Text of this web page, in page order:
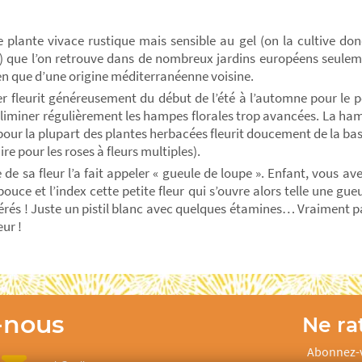
plante vivace rustique mais sensible au gel (on la cultive
que l’on retrouve dans de nombreux jardins européens
que d’une origine méditerranéenne voisine.
fleurit généreusement du début de l’été à l’automne pour le
régulièrement les hampes florales trop avancées. La
la plupart des plantes herbacées fleurit doucement de la
pour les roses à fleurs multiples).
sa fleur l’a fait appeler « gueule de loupe ». Enfant, vous
et l’index cette petite fleur qui s’ouvre alors telle une
! Juste un pistil blanc avec quelques étamines… Vraiment
!
Ne